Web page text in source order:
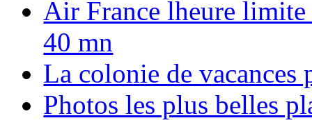
Air France lheure limite
40 mn
La colonie de vacances
Photos les plus belles